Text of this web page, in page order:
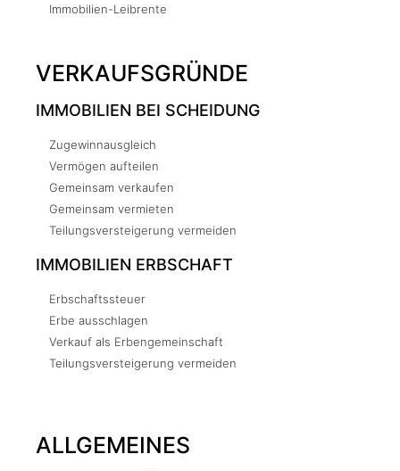
Immobilien-Leibrente
VERKAUFSGRÜNDE
IMMOBILIEN BEI SCHEIDUNG
Zugewinnausgleich
Vermögen aufteilen
Gemeinsam verkaufen
Gemeinsam vermieten
Teilungsversteigerung vermeiden
IMMOBILIEN ERBSCHAFT
Erbschaftssteuer
Erbe ausschlagen
Verkauf als Erbengemeinschaft
Teilungsversteigerung vermeiden
ALLGEMEINES